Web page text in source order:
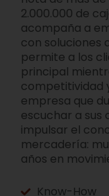
2.000.000 de
acompaña a
con soluciones
permite a los
principal
competitividad
empresa que
escuchar a sus
impulsar el
mercadería:
años en
Know-How